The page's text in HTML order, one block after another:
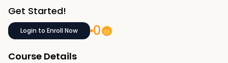
Get Started!
Login to Enroll Now 0
Course Details